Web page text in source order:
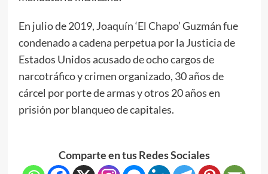
En julio de 2019, Joaquín ‘El Chapo’ Guzmán fue
condenado a cadena perpetua por la Justicia de
Estados Unidos acusado de ocho cargos de
narcotráfico y crimen organizado, 30 años de
cárcel por porte de armas y otros 20 años en
prisión por blanqueo de capitales.
Comparte en tus Redes Sociales